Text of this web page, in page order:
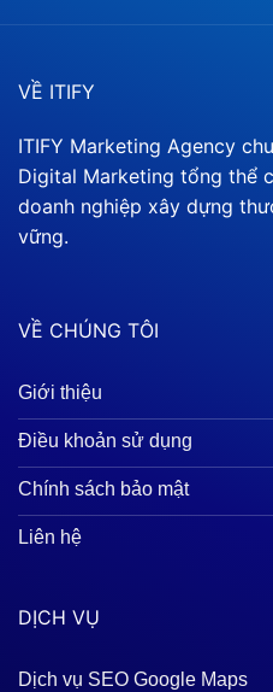
VỀ ITIFY
ITIFY Marketing Agency
Digital Marketing tổng thể
doanh nghiệp xây dựng
vững.
VỀ CHÚNG TÔI
Giới thiệu
Điều khoản sử dụng
Chính sách bảo mật
Liên hệ
DỊCH VỤ
Dịch vụ SEO Google Maps